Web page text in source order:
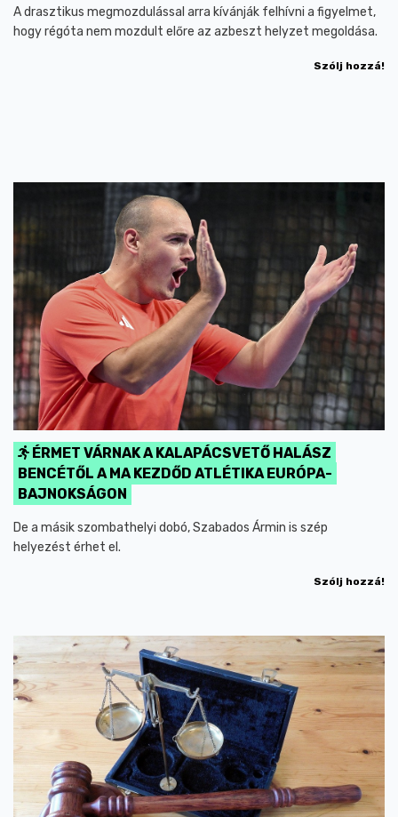
A drasztikus megmozdulással arra kívánják felhívni a figyelmet,
hogy régóta nem mozdult előre az azbeszt helyzet megoldása.
Szólj hozzá!
ÉRMET VÁRNAK A KALAPÁCSVETŐ HALÁSZ
BENCÉTŐL A MA KEZDŐD ATLÉTIKA EURÓPA-
BAJNOKSÁGON
De a másik szombathelyi dobó, Szabados Ármin is szép
helyezést érhet el.
Szólj hozzá!